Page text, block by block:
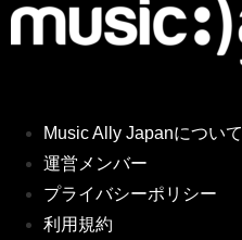
Music Ally Japanについて
運営メンバー
プライバシーポリシー
利用規約